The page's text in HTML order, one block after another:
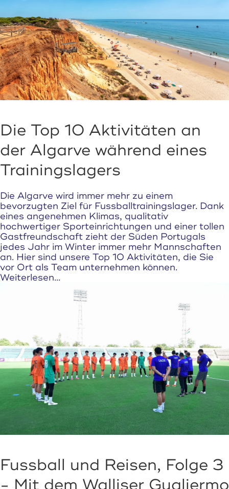
Die Top 10 Aktivitäten an
der Algarve während eines
Trainingslagers
Die Algarve wird immer mehr zu einem
bevorzugten Ziel für Fussballtrainingslager. Dank
eines angenehmen Klimas, qualitativ
hochwertiger Sporteinrichtungen und einer tollen
Gastfreundschaft zieht der Süden Portugals
jedes Jahr im Winter immer mehr Mannschaften
an. Hier sind unsere Top 10 Aktivitäten, die Sie
vor Ort als Team unternehmen können.
Weiterlesen...
Fussball und Reisen, Folge 3